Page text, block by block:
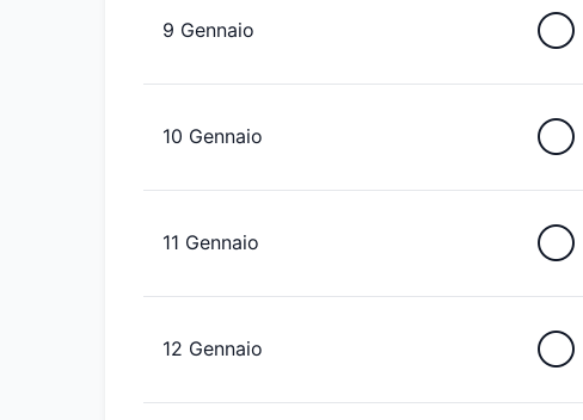
9 Gennaio 🌕
10 Gennaio 🌕
11 Gennaio 🌕
12 Gennaio 🌕